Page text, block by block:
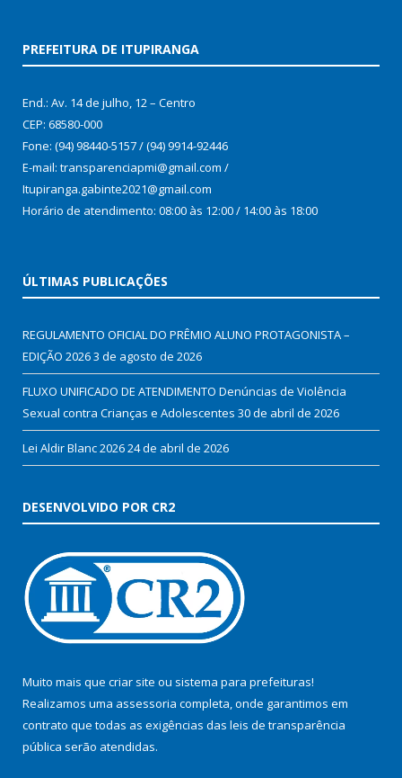
PREFEITURA DE ITUPIRANGA
End.: Av. 14 de julho, 12 – Centro
CEP: 68580-000
Fone: (94) 98440-5157 / (94) 9914-92446
E-mail: transparenciapmi@gmail.com /
Itupiranga.gabinte2021@gmail.com
Horário de atendimento: 08:00 às 12:00 / 14:00 às 18:00
ÚLTIMAS PUBLICAÇÕES
REGULAMENTO OFICIAL DO PRÊMIO ALUNO PROTAGONISTA –
EDIÇÃO 20263 de agosto de 2026
FLUXO UNIFICADO DE ATENDIMENTO Denúncias de Violência
Sexual contra Crianças e Adolescentes 30 de abril de 2026
Lei Aldir Blanc 202624 de abril de 2026
DESENVOLVIDO POR CR2
Muito mais que criar site ou sistema para prefeituras!
Realizamos uma assessoria completa, onde garantimos em
contrato que todas as exigências das leis de transparência
pública serão atendidas.